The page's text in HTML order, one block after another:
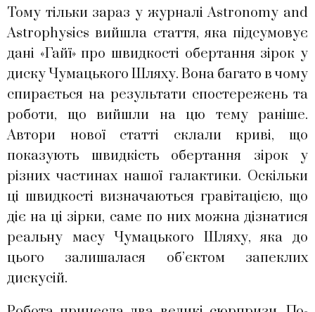
Тому тільки зараз у журналі Astronomy and
Astrophysics вийшла стаття, яка підсумовує
дані «Гайї» про швидкості обертання зірок у
диску Чумацького Шляху. Вона багато в чому
спирається на результати спостережень та
роботи, що вийшли на цю тему раніше.
Автори нової статті склали криві, що
показують швидкість обертання зірок у
різних частинах нашої галактики. Оскільки
ці швидкості визначаються гравітацією, що
діє на ці зірки, саме по них можна дізнатися
реальну масу Чумацького Шляху, яка до
цього залишалася об’єктом запеклих
дискусій.